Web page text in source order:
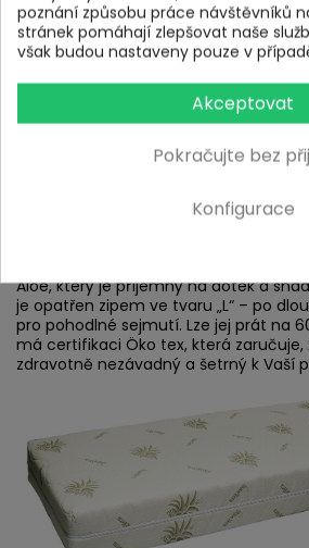
Uložení matrace:
Matrace je vhodná pro pevný i
dobré počítat s tím, že matrace bude
Aloe, který je příjemný na dotek a
je opatřen zipem ve tvaru „L“ – po
pro pohodlné sejmutí. Lze jej prát na
má certifikaci Öko tex, která zaručuje,
zdravotně nezávadný a šetrný k Vaší
poznání způsobu práce návštěvníků
stránek pomáhají zlepšovat naše
však budou nastaveny pouze v
Akceptovat
Pokračujte bez
Konfigurace